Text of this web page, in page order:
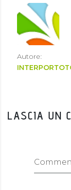
Autore:
LASCIA UN